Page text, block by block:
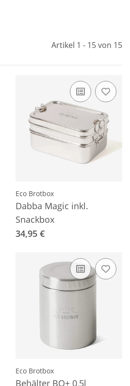
Artikel 1 - 15 von 15
Eco Brotbox
Dabba Magic inkl.
Snackbox
34,95 €
Eco Brotbox
Behälter BO+ 0,5l